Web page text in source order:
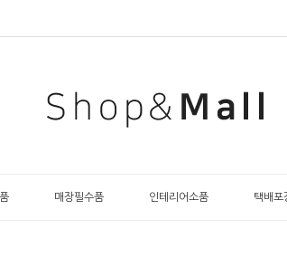
매장필수품 인테리어소품 택배포